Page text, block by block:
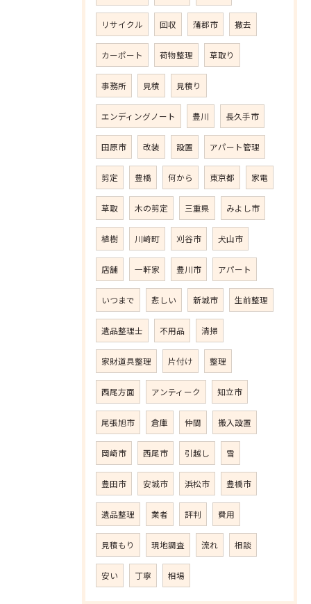
リサイクル 回収 蒲郡市 撤去
カーポート 荷物整理 草取り
事務所 見積 見積り
エンディングノート 豊川 長久手市
田原市 改装 設置 アパート管理
剪定 豊橋 何から 東京都 家電
草取 木の剪定 三重県 みよし市
植樹 川崎町 刈谷市 犬山市
店舗 一軒家 豊川市 アパート
いつまで 悲しい 新城市 生前整理
遺品整理士 不用品 清掃
家財道具整理 片付け 整理
西尾方面 アンティーク 知立市
尾張旭市 倉庫 仲間 搬入設置
岡崎市 西尾市 引越し 雪
豊田市 安城市 浜松市 豊橋市
遺品整理 業者 評判 費用
見積もり 現地調査 流れ 相談
安い 丁寧 相場